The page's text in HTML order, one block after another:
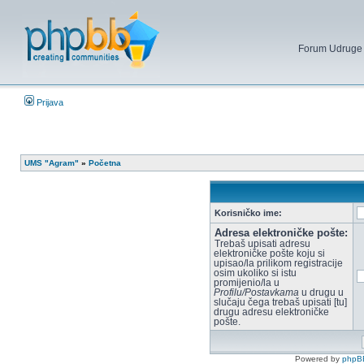
Forum
Prijava
UMS "Agram" » Početna
Korisničko ime:
Adresa elektroničke pošte:
Trebaš upisati adresu
elektroničke pošte koju si
upisao/la prilikom registracije
osim ukoliko si istu
promijenio/la u
Profilu/Postavkama u drugu u
slučaju čega trebaš upisati [tu]
drugu adresu elektroničke
pošte.
Powered by